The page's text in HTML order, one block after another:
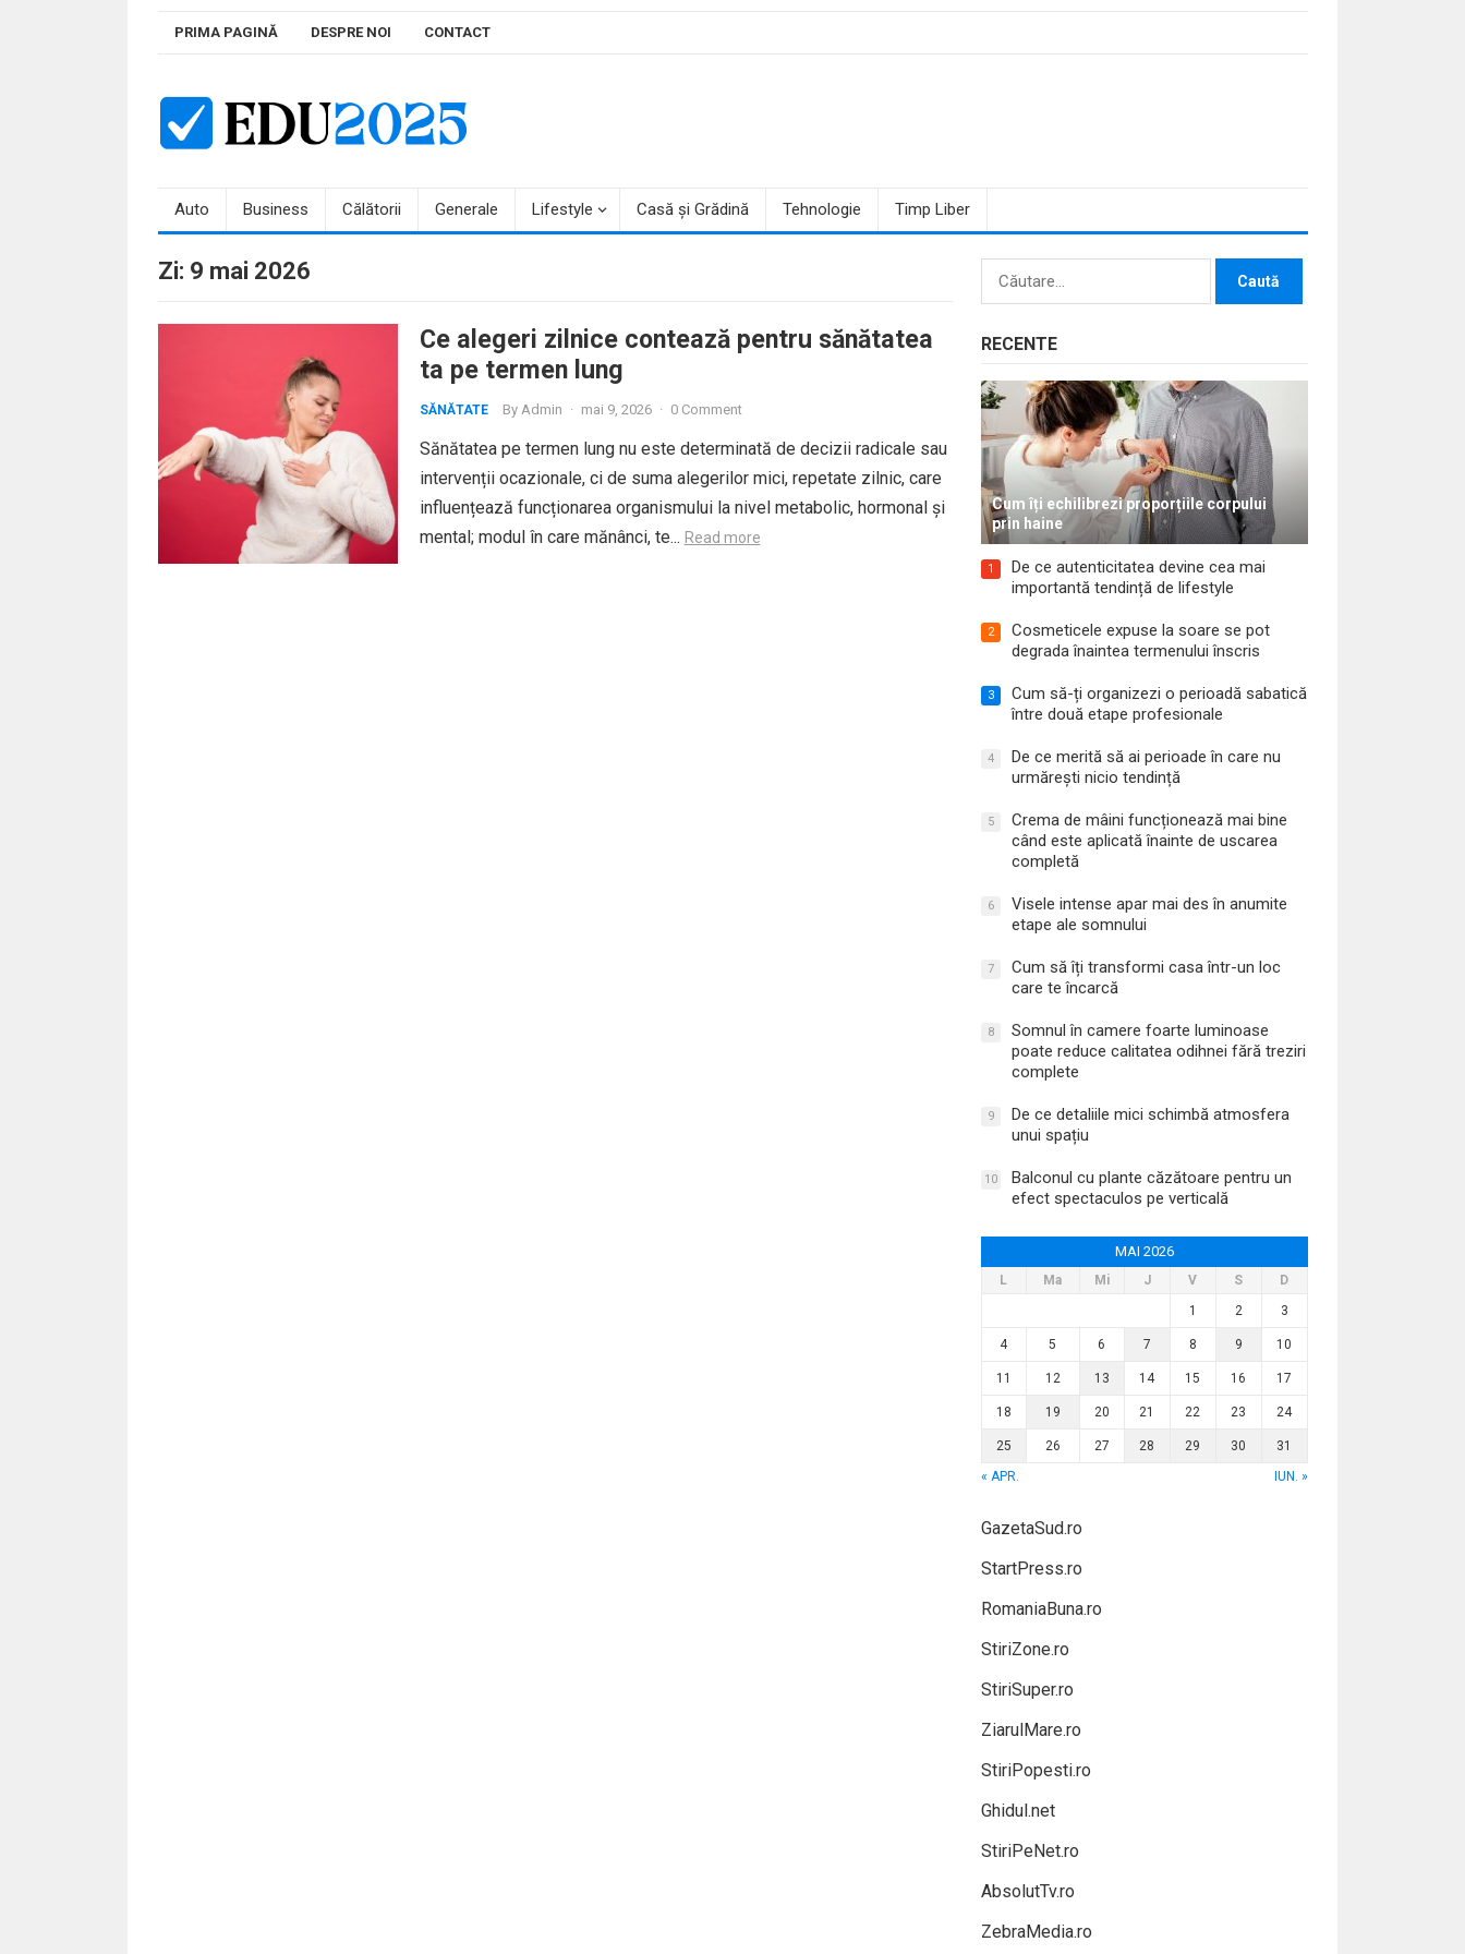
PRIMA PAGINĂ DESPRE NOI CONTACT
Auto Business Călătorii Generale Lifestyle Casă și Grădină Tehnologie Timp Liber
Zi: 9 mai 2026
Ce alegeri zilnice contează pentru sănătatea
ta pe termen lung
SĂNĂTATE By Admin · mai 9, 2026 · 0 Comment
Sănătatea pe termen lung nu este determinată de decizii radicale sau
intervenții ocazionale, ci de suma alegerilor mici, repetate zilnic, care
influențează funcționarea organismului la nivel metabolic, hormonal și
mental; modul în care mănânci, te... Read more
Caută
RECENTE
Cum îți echilibrezi proporțiile corpului
prin haine
1
De ce autenticitatea devine cea mai
importantă tendință de lifestyle
2
Cosmeticele expuse la soare se pot
degrada înaintea termenului înscris
3
Cum să-ți organizezi o perioadă sabatică
între două etape profesionale
4
De ce merită să ai perioade în care nu
urmărești nicio tendință
5
Crema de mâini funcționează mai bine
când este aplicată înainte de uscarea
completă
6
Visele intense apar mai des în anumite
etape ale somnului
7
Cum să îți transformi casa într-un loc
care te încarcă
8
Somnul în camere foarte luminoase
poate reduce calitatea odihnei fără treziri
complete
9
De ce detaliile mici schimbă atmosfera
unui spațiu
10
Balconul cu plante căzătoare pentru un
efect spectaculos pe verticală
MAI 2026
L Ma Mi J V S
D
1
2 3
4 5 6 7 8 9 10
11 12 13 14 15 16 17
18 19 20 21 22 23 24
25 26 27 28 29 30
31
« APR.
IUN. »
GazetaSud.ro
StartPress.ro
RomaniaBuna.ro
StiriZone.ro
StiriSuper.ro
ZiarulMare.ro
StiriPopesti.ro
Ghidul.net
StiriPeNet.ro
AbsolutTv.ro
ZebraMedia.ro